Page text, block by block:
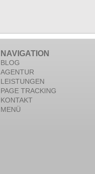
NAVIGATION
BLOG
AGENTUR
LEISTUNGEN
PAGE TRACKING
KONTAKT
MENÜ